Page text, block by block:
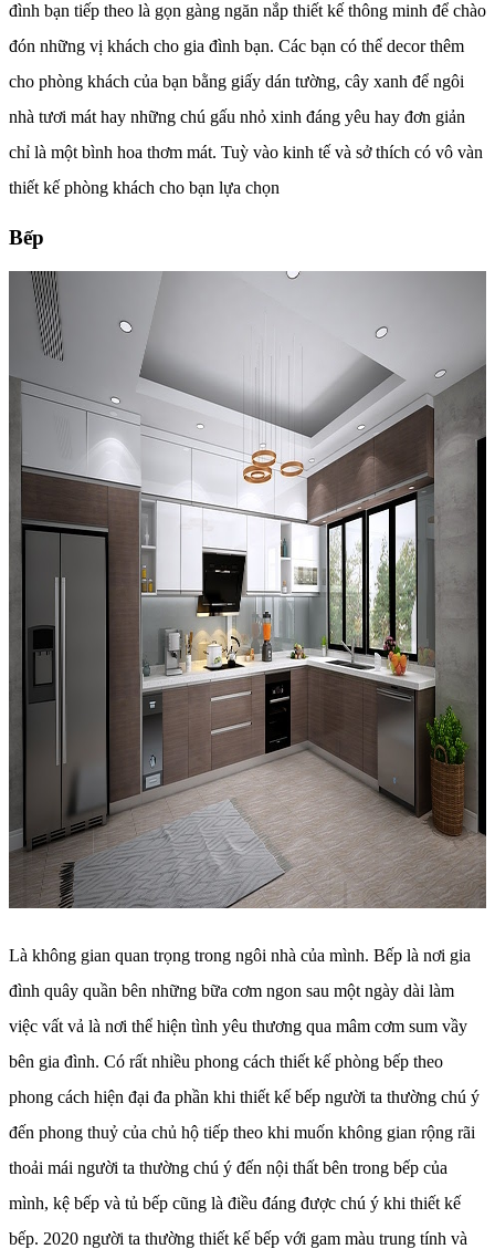
đình bạn tiếp theo là gọn gàng ngăn nắp thiết kế thông minh để chào
đón những vị khách cho gia đình bạn. Các bạn có thể decor thêm
cho phòng khách của bạn bằng giấy dán tường, cây xanh để ngôi
nhà tươi mát hay những chú gấu nhỏ xinh đáng yêu hay đơn giản
chỉ là một bình hoa thơm mát. Tuỳ vào kinh tế và sở thích có vô vàn
thiết kế phòng khách cho bạn lựa chọn
Bếp
Là không gian quan trọng trong ngôi nhà của mình. Bếp là nơi gia
đình quây quần bên những bữa cơm ngon sau một ngày dài làm
việc vất vả là nơi thể hiện tình yêu thương qua mâm cơm sum vầy
bên gia đình. Có rất nhiều phong cách thiết kế phòng bếp theo
phong cách hiện đại đa phần khi thiết kế bếp người ta thường chú ý
đến phong thuỷ của chủ hộ tiếp theo khi muốn không gian rộng rãi
thoải mái người ta thường chú ý đến nội thất bên trong bếp của
mình, kệ bếp và tủ bếp cũng là điều đáng được chú ý khi thiết kế
bếp. 2020 người ta thường thiết kế bếp với gam màu trung tính và